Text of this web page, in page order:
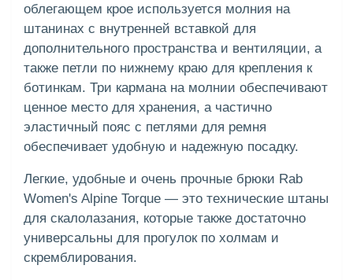
облегающем крое используется молния на
штанинах с внутренней вставкой для
дополнительного пространства и вентиляции, а
также петли по нижнему краю для крепления к
ботинкам. Три кармана на молнии обеспечивают
ценное место для хранения, а частично
эластичный пояс с петлями для ремня
обеспечивает удобную и надежную посадку.
Легкие, удобные и очень прочные брюки Rab
Women's Alpine Torque — это технические штаны
для скалолазания, которые также достаточно
универсальны для прогулок по холмам и
скремблирования.